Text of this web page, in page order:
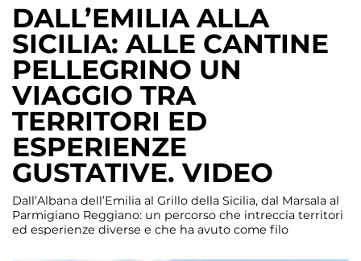
DALL’EMILIA ALLA
SICILIA: ALLE CANTINE
PELLEGRINO UN
VIAGGIO TRA
TERRITORI ED
ESPERIENZE
GUSTATIVE. VIDEO
Dall’Albana dell’Emilia al Grillo della Sicilia, dal Marsala al
Parmigiano Reggiano: un percorso che intreccia territori
ed esperienze diverse e che ha avuto come filo